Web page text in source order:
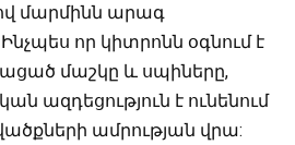
մարմինն արագ
որ կիտրոնն օգնում է
մաշկը և սպիները,
ազդեցություն է ունենում
ամրության վրա: